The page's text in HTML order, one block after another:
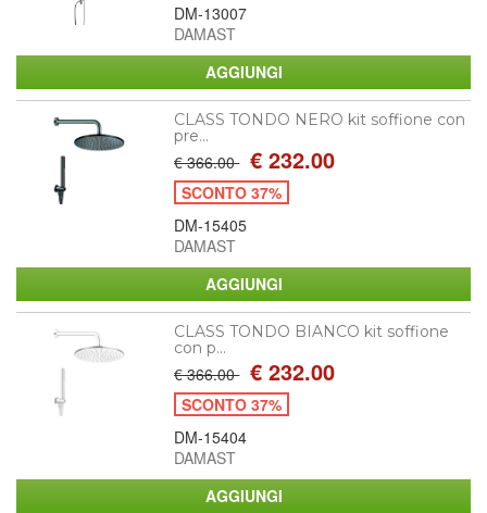
DM-13007
DAMAST
CLASS TONDO NERO kit soffione con
pre...
€ 366.00 € 232.00
SCONTO 37%
DM-15405
DAMAST
CLASS TONDO BIANCO kit soffione
con p...
€ 366.00 € 232.00
SCONTO 37%
DM-15404
DAMAST